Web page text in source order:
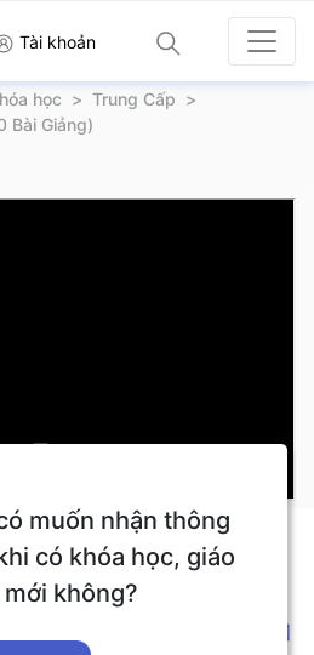
Tài khoản
học > Trung Cấp >
Bài Giảng)
Cấp 2 (80 Bài
muốn nhận thông
có khóa học, giáo
không?